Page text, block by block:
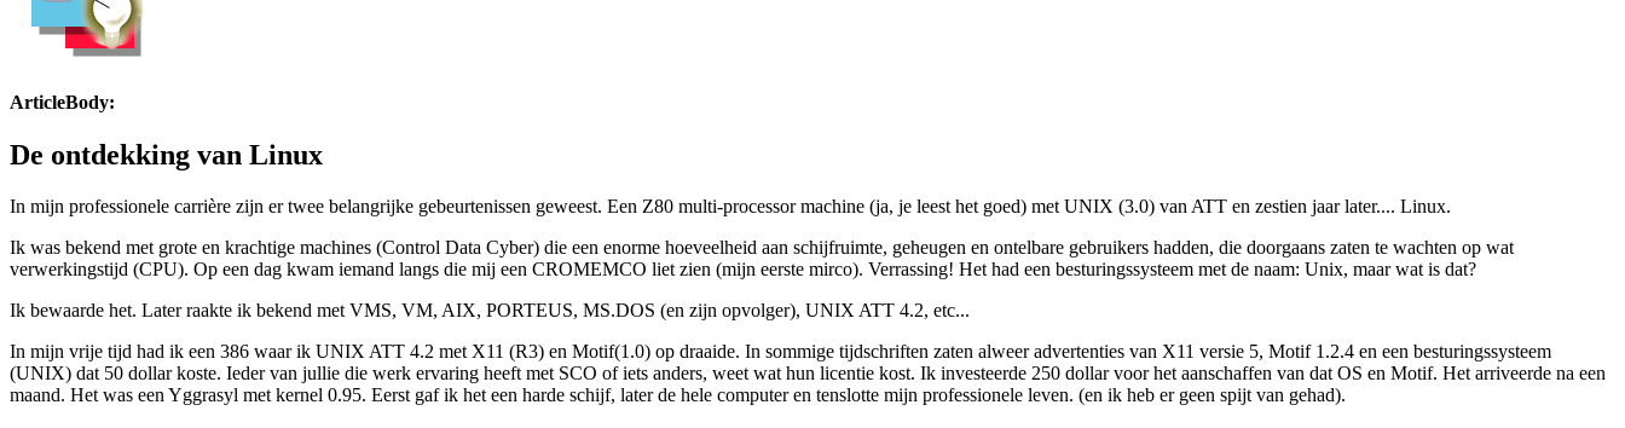
ArticleBody:
De ontdekking van Linux
In mijn professionele carrière zijn er twee belangrijke gebeurtenissen geweest. Een Z80 multi-processor machine (ja, je leest het goed) met UNIX (3.0) van ATT en zestien jaar later.... Linux.
Ik was bekend met grote en krachtige machines (Control Data Cyber) die een enorme hoeveelheid aan schijfruimte, geheugen en ontelbare gebruikers hadden, die doorgaans zaten te wachten op wat
verwerkingstijd (CPU). Op een dag kwam iemand langs die mij een CROMEMCO liet zien (mijn eerste mirco). Verrassing! Het had een besturingssysteem met de naam: Unix, maar wat is dat?
Ik bewaarde het. Later raakte ik bekend met VMS, VM, AIX, PORTEUS, MS.DOS (en zijn opvolger), UNIX ATT 4.2, etc...
In mijn vrije tijd had ik een 386 waar ik UNIX ATT 4.2 met X11 (R3) en Motif(1.0) op draaide. In sommige tijdschriften zaten alweer advertenties van X11 versie 5, Motif 1.2.4 en een besturingssysteem
(UNIX) dat 50 dollar koste. Ieder van jullie die werk ervaring heeft met SCO of iets anders, weet wat hun licentie kost. Ik investeerde 250 dollar voor het aanschaffen van dat OS en Motif. Het arriveerde na een
maand. Het was een Yggrasyl met kernel 0.95. Eerst gaf ik het een harde schijf, later de hele computer en tenslotte mijn professionele leven. (en ik heb er geen spijt van gehad).